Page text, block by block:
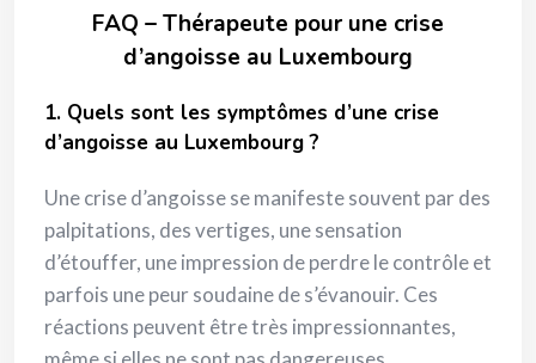
FAQ – Thérapeute pour une crise
d’angoisse au Luxembourg
1. Quels sont les symptômes d’une crise
d’angoisse au Luxembourg ?
Une crise d’angoisse se manifeste souvent par des
palpitations, des vertiges, une sensation
d’étouffer, une impression de perdre le contrôle et
parfois une peur soudaine de s’évanouir. Ces
réactions peuvent être très impressionnantes,